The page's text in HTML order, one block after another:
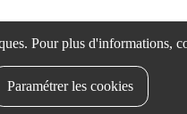
/Cookie politika/
Pour plus d'informations,
Paramétrer les cookies